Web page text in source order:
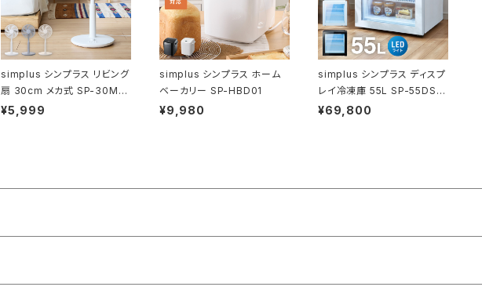
simplus シンプラス リビング
扇 30cm メカ式 SP-30MD
-01 7枚羽 扇風機 シンプル
¥5,999
simplus シンプラス ホーム
ベーカリー SP-HBD01
¥9,980
simplus シンプラス ディスプ
レイ冷凍庫 55L SP-55DSL
F ショーケース仕様 冷凍庫
¥69,800